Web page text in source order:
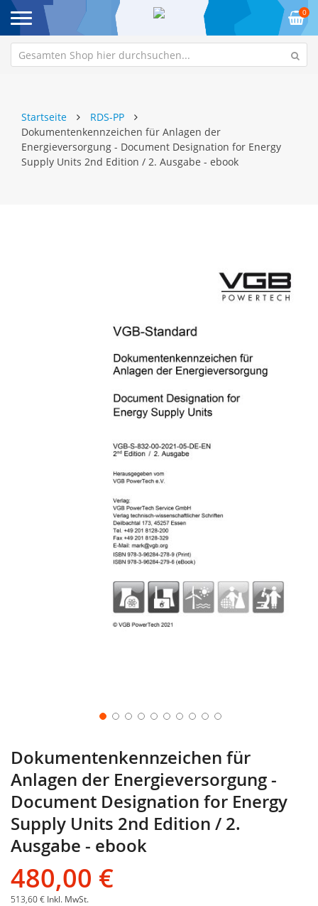
0
Startseite
RDS-PP
Dokumentenkennzeichen für Anlagen der
Energieversorgung - Document Designation for Energy
Supply Units 2nd Edition / 2. Ausgabe - ebook
Dokumentenkennzeichen für
Anlagen der Energieversorgung -
Document Designation for Energy
Supply Units 2nd Edition / 2.
Ausgabe - ebook
480,00 €
513,60 € Inkl. MwSt.